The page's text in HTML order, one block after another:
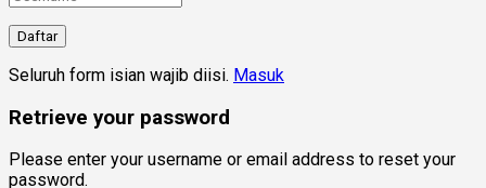
Seluruh form isian wajib diisi. Masuk
Retrieve your password
Please enter your username or email address to reset your
password.